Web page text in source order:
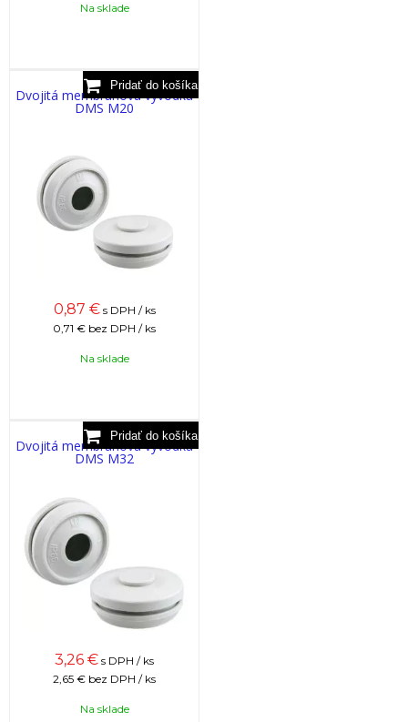
Na sklade
Dvojitá membránová vývodka
DMS M20
0,87 € s DPH / ks
0,71 € bez DPH / ks
Na sklade
Dvojitá membránová vývodka
DMS M32
3,26 € s DPH / ks
2,65 € bez DPH / ks
Na sklade